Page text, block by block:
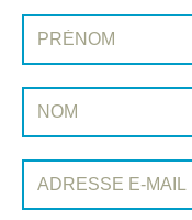
INSCRIVEZ-
Prénom:
Nom:
Adresse e-mail: